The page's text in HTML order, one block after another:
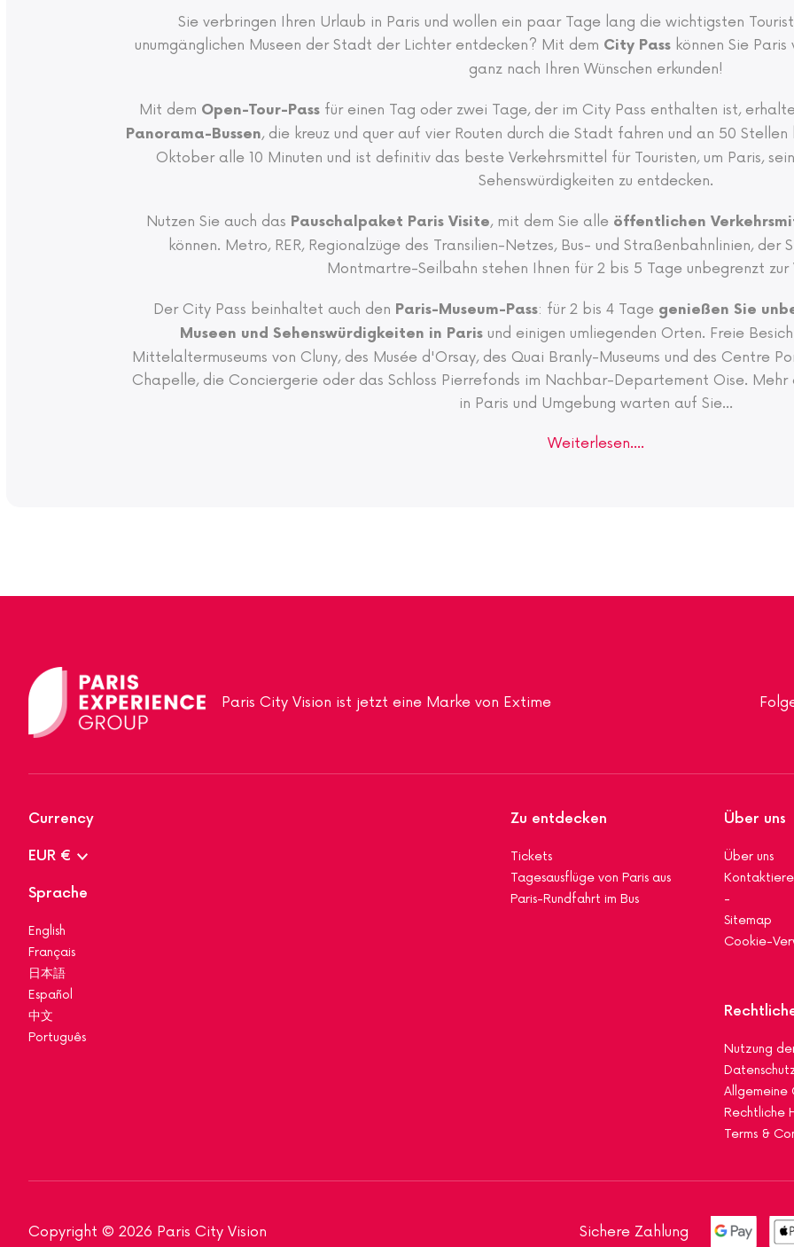
Sie verbringen Ihren Urlaub in Paris und wollen ein paar Tage lang die wichtigsten
unumgänglichen Museen der Stadt der Lichter entdecken? Mit dem City Passkönnen Sie Paris
ganz nach Ihren Wünschen erkunden!
Mit dem Open-Tour-Pass für einen Tag oder zwei Tage, der im City Pass enthalten ist,
Panorama-Bussen, die kreuz und quer auf vier Routen durch die Stadt fahren und an 50
Oktober alle 10 Minuten und ist definitiv das beste Verkehrsmittel für Touristen, um Paris,
Sehenswürdigkeiten zu entdecken.
Nutzen Sie auch das Pauschalpaket Paris Visite, mit dem Sie alle öffentlichen
können. Metro, RER, Regionalzüge des Transilien-Netzes, Bus- und Straßenbahnlinien, der
Montmartre-Seilbahn stehen Ihnen für 2 bis 5 Tage unbegrenzt zur
Der City Pass beinhaltet auch den Paris-Museum-Pass: für 2 bis 4 Tage genießen Sie
Museen und Sehenswürdigkeiten in Parisund einigen umliegenden Orten. Freie
Mittelaltermuseums von Cluny, des Musée d'Orsay, des Quai Branly-Museums und des Centre
Chapelle, die Conciergerie oder das Schloss Pierrefonds im Nachbar-Departement Oise. Mehr
in Paris und Umgebung warten auf Sie...
Weiterlesen....
Paris City Vision ist jetzt eine Marke von Extime
Zu entdecken
Tickets
Tagesausflüge von Paris aus
Paris-Rundfahrt im Bus
Über uns
Über uns
-
Sitemap
Cookie-
Nutzung
Allgemeine
Rechtliche
Terms &
Currency
EUR €
Sprache
English
Français
日本語
Español
中文
Português
Sichere Zahlung
Copyright © 2026 Paris City Vision